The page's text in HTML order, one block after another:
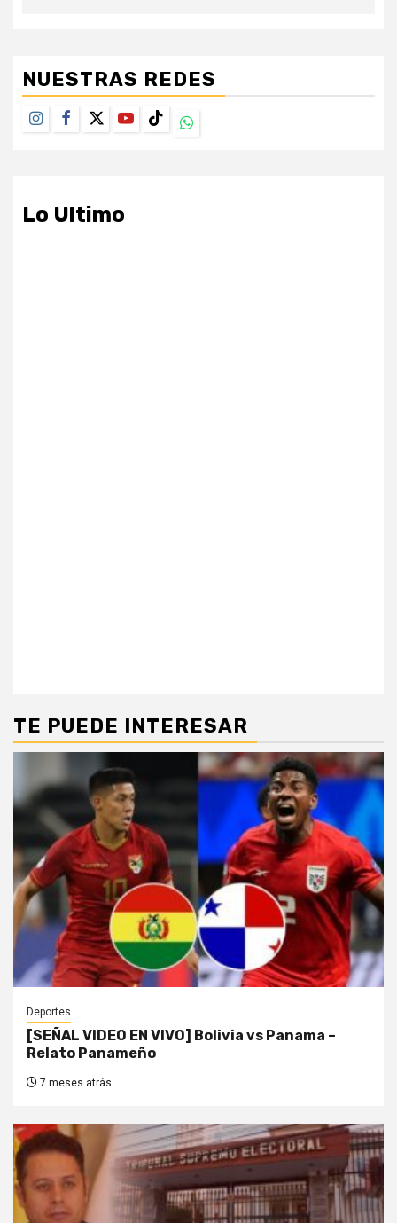
NUESTRAS REDES
Instagram
Facebook
TwitterYoutubeTikTokWhatsapp
Lo Ultimo
TE PUEDE INTERESAR
Deportes
[SEÑAL VIDEO EN VIVO] Bolivia vs Panama –
Relato Panameño
7 meses atrás